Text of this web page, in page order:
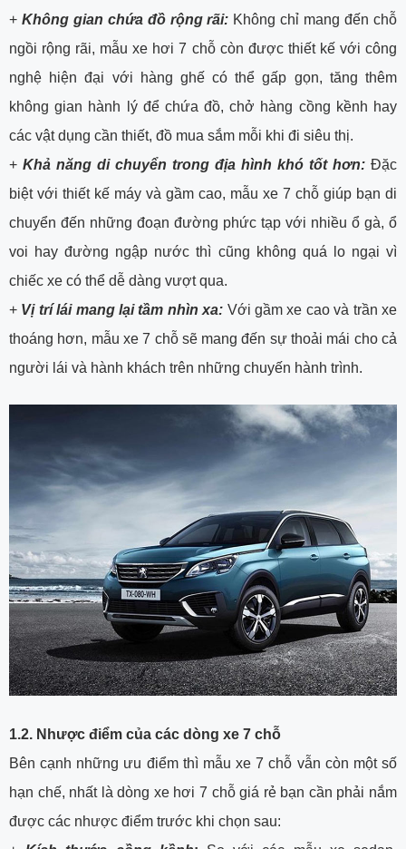
+ Không gian chứa đồ rộng rãi: Không chỉ mang đến chỗ
ngồi rộng rãi, mẫu xe hơi 7 chỗ còn được thiết kế với công
nghệ hiện đại với hàng ghế có thể gấp gọn, tăng thêm
không gian hành lý để chứa đồ, chở hàng cồng kềnh hay
các vật dụng cần thiết, đồ mua sắm mỗi khi đi siêu thị.
+ Khả năng di chuyển trong địa hình khó tốt hơn: Đặc
biệt với thiết kế máy và gầm cao, mẫu xe 7 chỗ giúp bạn di
chuyển đến những đoạn đường phức tạp với nhiều ổ gà, ổ
voi hay đường ngập nước thì cũng không quá lo ngại vì
chiếc xe có thể dễ dàng vượt qua.
+ Vị trí lái mang lại tầm nhìn xa: Với gầm xe cao và trần xe
thoáng hơn, mẫu xe 7 chỗ sẽ mang đến sự thoải mái cho cả
người lái và hành khách trên những chuyến hành trình.
1.2. Nhược điểm của các dòng xe 7 chỗ
Bên cạnh những ưu điểm thì mẫu xe 7 chỗ vẫn còn một số
hạn chế, nhất là dòng xe hơi 7 chỗ giá rẻ bạn cần phải nắm
được các nhược điểm trước khi chọn sau: